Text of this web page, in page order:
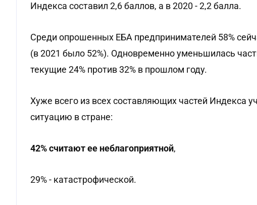
Индекса составил 2,6 баллов, а в 2020 - 2,2 балла.
Среди опрошенных ЕБА предпринимателей 58%
(в 2021 было 52%). Одновременно уменьшилась
текущие 24% против 32% в прошлом году.
Хуже всего из всех составляющих частей Индекса
ситуацию в стране:
42% считают ее неблагоприятной,
29% - катастрофической.